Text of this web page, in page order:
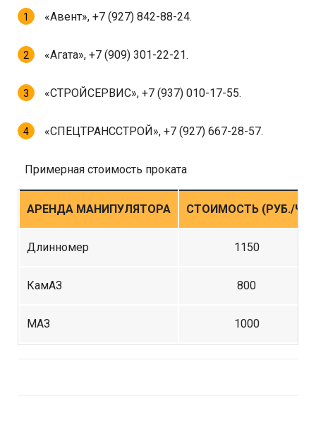
«Авент», +7 (927) 842-88-24.
«Агата», +7 (909) 301-22-21.
«СТРОЙСЕРВИС», +7 (937) 010-17-55.
«СПЕЦТРАНССТРОЙ», +7 (927) 667-28-57.
Примерная стоимость проката
АРЕНДА МАНИПУЛЯТОРА СТОИМОСТЬ (РУБ./Ч)
Длинномер 1150
КамАЗ 800
МАЗ 1000